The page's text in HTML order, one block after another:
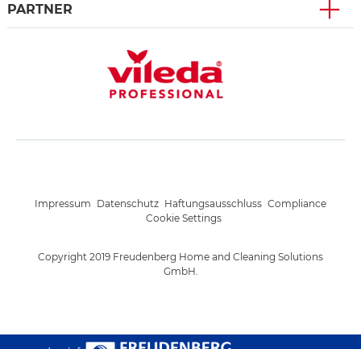
PARTNER
Copyright 2019 Freudenberg Home and Cleaning Solutions
GmbH.
Impressum Datenschutz Haftungsausschluss Compliance
Cookie Settings